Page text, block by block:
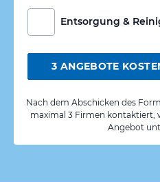
Entsorgung &
3 ANGEBOTE
Nach dem Abschicken des
maximal 3 Firmen kontaktiert,
Angebot